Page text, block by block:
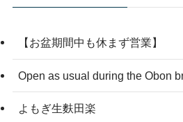
【お盆期間中も休まず営業】
Open as usual during the Obon
よもぎ生麩田楽